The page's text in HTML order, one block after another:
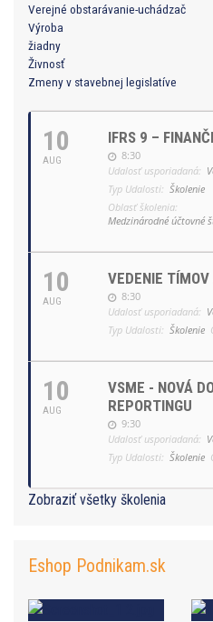
Verejné obstarávanie-uchádzač
Výroba
žiadny
Živnosť
Zmeny v stavebnej legislatíve
10
AUG
IFRS 9 –
8:30
Udalosť usporiadaná:
Typ Udalosti: Školenie
Oblasť školenia:
Medzinárodné účtovné
10
AUG
VEDENIE
8:30
Udalosť usporiadaná:
Typ Udalosti: Školenie
10
AUG
VSME - NOVÁ
REPORTINGU
9:30
Udalosť usporiadaná:
Typ Udalosti: Školenie
Zobraziť všetky školenia
Eshop Podnikam.sk